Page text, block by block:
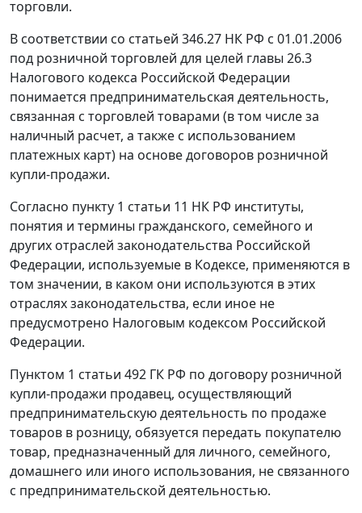
торговли.
В соответствии со статьей 346.27 НК РФ с 01.01.2006
под розничной торговлей для целей главы 26.3
Налогового кодекса Российской Федерации
понимается предпринимательская деятельность,
связанная с торговлей товарами (в том числе за
наличный расчет, а также с использованием
платежных карт) на основе договоров розничной
купли-продажи.
Согласно пункту 1 статьи 11 НК РФ институты,
понятия и термины гражданского, семейного и
других отраслей законодательства Российской
Федерации, используемые в Кодексе, применяются в
том значении, в каком они используются в этих
отраслях законодательства, если иное не
предусмотрено Налоговым кодексом Российской
Федерации.
Пунктом 1 статьи 492 ГК РФ по договору розничной
купли-продажи продавец, осуществляющий
предпринимательскую деятельность по продаже
товаров в розницу, обязуется передать покупателю
товар, предназначенный для личного, семейного,
домашнего или иного использования, не связанного
с предпринимательской деятельностью.